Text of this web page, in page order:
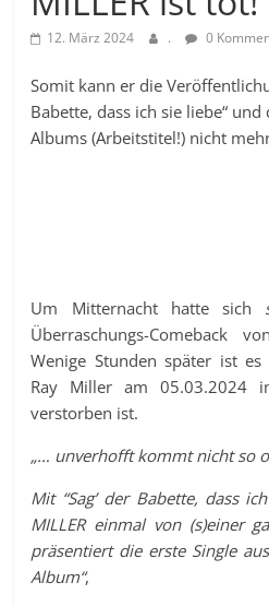
12. März 2024 . 0
Somit kann er die
Babette, dass ich sie liebe“ und
Albums (Arbeitstitel!) nicht
Um Mitternacht hatte sich
Überraschungs-Comeback
Wenige Stunden später ist
Ray Miller am 05.03.2024
verstorben ist.
„… unverhofft kommt nicht so
Mit “Sag’ der Babette, dass
MILLER einmal von (s)einer
präsentiert die erste Single
Album“,